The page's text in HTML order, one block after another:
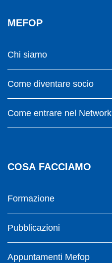
MEFOP
Chi siamo
Come diventare socio
Come entrare nel Network
COSA FACCIAMO
Formazione
Pubblicazioni
Appuntamenti Mefop